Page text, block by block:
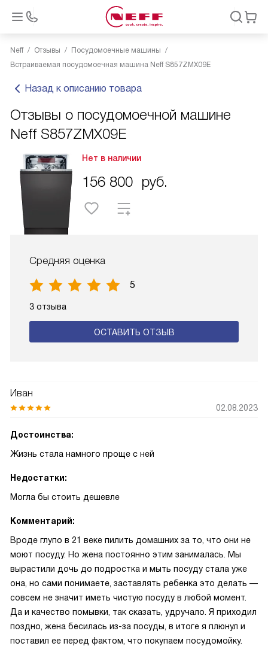
Neff Отзывы
Посудомоечные машины
Встраиваемая посудомоечная машина Neff S857ZMX09E
Назад к описанию товара
Отзывы о посудомоечной машине
Neff S857ZMX09E
Нет в наличии
156 800 руб.
Средняя оценка
5
3 отзыва
ОСТАВИТЬ ОТЗЫВ
Иван
02.08.2023
Достоинства:
Жизнь стала намного проще с ней
Недостатки:
Могла бы стоить дешевле
Комментарий:
Вроде глупо в 21 веке пилить домашних за то, что они не
моют посуду. Но жена постоянно этим занималась. Мы
вырастили дочь до подростка и мыть посуду стала уже
она, но сами понимаете, заставлять ребенка это делать —
совсем не значит иметь чистую посуду в любой момент.
Да и качество помывки, так сказать, удручало. Я приходил
поздно, жена бесилась из-за посуды, в итоге я плюнул и
поставил ее перед фактом, что покупаем посудомойку.